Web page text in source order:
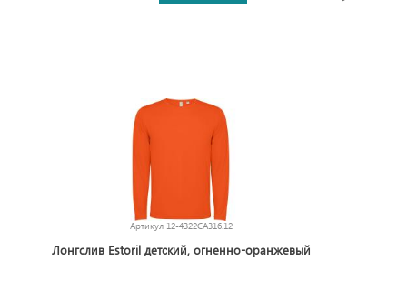
Артикул 12-4322CA316.12
Лонгслив Estoril детский, огненно-оранжевый